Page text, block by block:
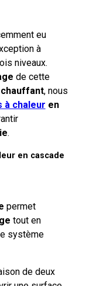
eu
à
niveaux.
de cette
, nous
à chaleur en
.
en cascade
permet
tout en
système
de deux